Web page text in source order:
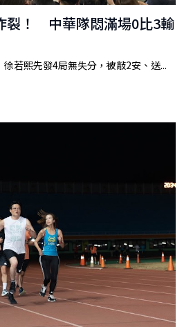
裂！ 中華隊悶滿場0比3輸
若熙先發4局無失分，被敲2安、送...